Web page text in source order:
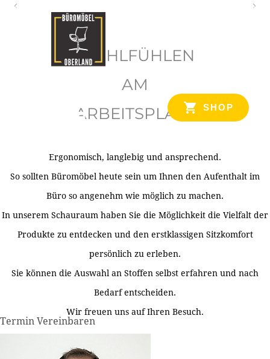
SHOP
WOHLFÜHLEN
AM
ARBEITSPLATZ
Ergonomisch, langlebig und ansprechend.
So sollten Büromöbel heute sein um Ihnen den Aufenthalt im
Büro so angenehm wie möglich zu machen.
In unserem Schauraum haben Sie die Möglichkeit die Vielfalt der
Produkte zu entdecken und den erstklassigen Sitzkomfort
persönlich zu erleben.
Sie können die Auswahl an Stoffen selbst erfahren und nach
Bedarf entscheiden.
Wir freuen uns auf Ihren Besuch.
Termin Vereinbaren